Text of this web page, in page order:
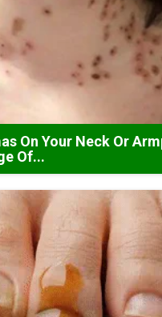
On Your Neck Or
Of...